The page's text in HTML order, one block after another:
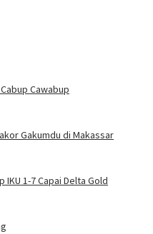
Cawabup
Gakumdu di Makassar
1-7 Capai Delta Gold